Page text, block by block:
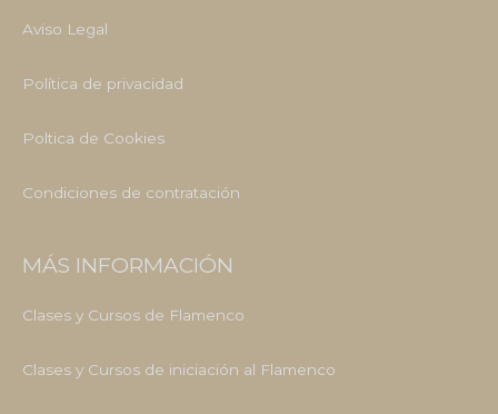
Aviso Legal
Política de privacidad
Poltica de Cookies
Condiciones de contratación
MÁS INFORMACIÓN
Clases y Cursos de Flamenco
Clases y Cursos de iniciación al Flamenco